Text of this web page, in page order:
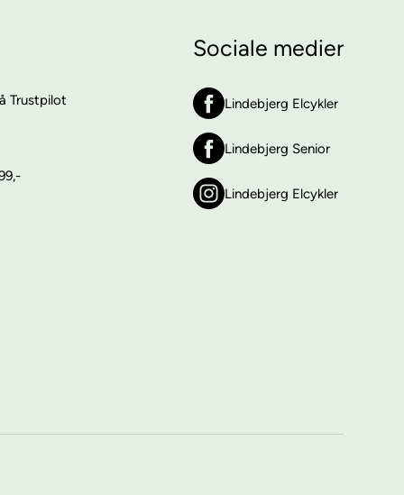
Trustpilot
Sociale medier
Lindebjerg Elcykler
Lindebjerg Senior
Lindebjerg Elcykler